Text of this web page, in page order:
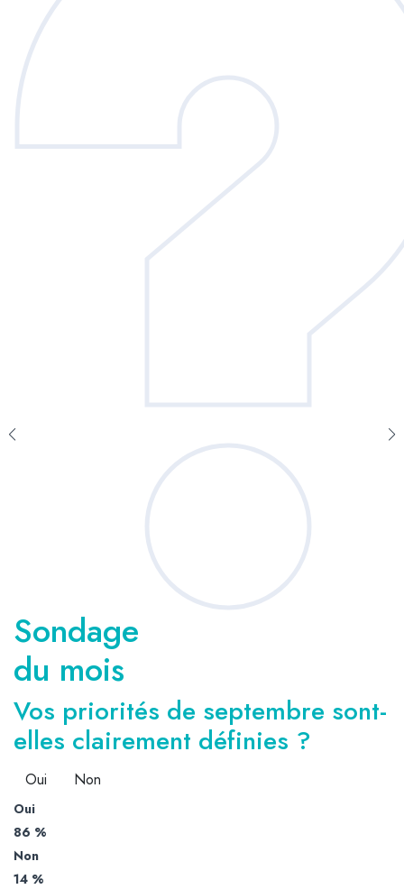
Sondage
du mois
Vos priorités de septembre sont-
elles clairement définies ?
Oui Non
Oui
86 %
Non
14 %